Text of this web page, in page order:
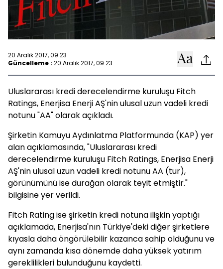
20 Aralık 2017, 09:23
Güncelleme : 20 Aralık 2017, 09:23
Uluslararası kredi derecelendirme kuruluşu Fitch
Ratings, Enerjisa Enerji AŞ'nin ulusal uzun vadeli kredi
notunu "AA" olarak açıkladı.
Şirketin Kamuyu Aydınlatma Platformunda (KAP) yer
alan açıklamasında, "Uluslararası kredi
derecelendirme kuruluşu Fitch Ratings, Enerjisa Enerji
AŞ'nin ulusal uzun vadeli kredi notunu AA (tur),
görünümünü ise durağan olarak teyit etmiştir."
bilgisine yer verildi.
Fitch Rating ise şirketin kredi notuna ilişkin yaptığı
açıklamada, Enerjisa'nın Türkiye'deki diğer şirketlere
kıyasla daha öngörülebilir kazanca sahip olduğunu ve
aynı zamanda kısa dönemde daha yüksek yatırım
gereklilikleri bulunduğunu kaydetti.